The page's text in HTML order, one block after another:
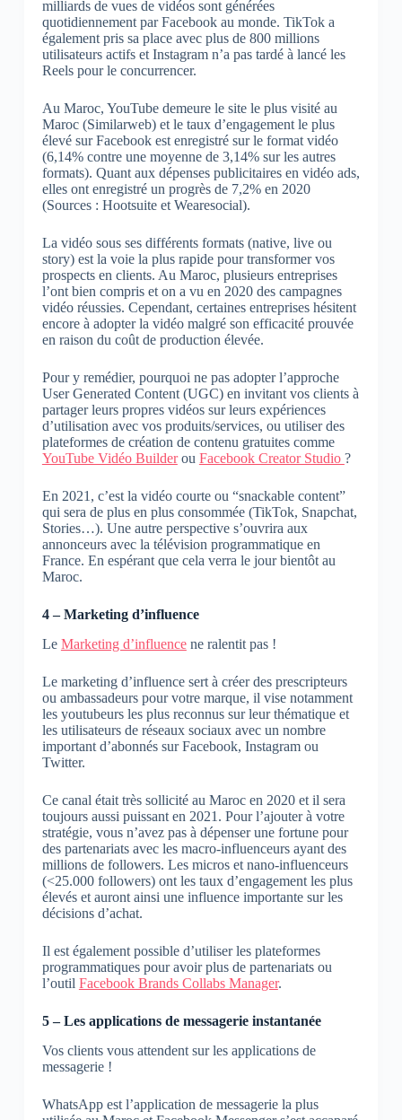
milliards de vues de vidéos sont générées
quotidiennement par Facebook au monde. TikTok a
également pris sa place avec plus de 800 millions
utilisateurs actifs et Instagram n’a pas tardé à lancé les
Reels pour le concurrencer.
Au Maroc, YouTube demeure le site le plus visité au
Maroc (Similarweb) et le taux d’engagement le plus
élevé sur Facebook est enregistré sur le format vidéo
(6,14% contre une moyenne de 3,14% sur les autres
formats). Quant aux dépenses publicitaires en vidéo ads,
elles ont enregistré un progrès de 7,2% en 2020
(Sources : Hootsuite et Wearesocial).
La vidéo sous ses différents formats (native, live ou
story) est la voie la plus rapide pour transformer vos
prospects en clients. Au Maroc, plusieurs entreprises
l’ont bien compris et on a vu en 2020 des campagnes
vidéo réussies. Cependant, certaines entreprises hésitent
encore à adopter la vidéo malgré son efficacité prouvée
en raison du coût de production élevée.
Pour y remédier, pourquoi ne pas adopter l’approche
User Generated Content (UGC) en invitant vos clients à
partager leurs propres vidéos sur leurs expériences
d’utilisation avec vos produits/services, ou utiliser des
plateformes de création de contenu gratuites comme
YouTube Vidéo Builderou Facebook Creator Studio ?
En 2021, c’est la vidéo courte ou “snackable content”
qui sera de plus en plus consommée (TikTok, Snapchat,
Stories…). Une autre perspective s’ouvrira aux
annonceurs avec la télévision programmatique en
France. En espérant que cela verra le jour bientôt au
Maroc.
4 – Marketing d’influence
Le Marketing d’influencene ralentit pas !
Le marketing d’influence sert à créer des prescripteurs
ou ambassadeurs pour votre marque, il vise notamment
les youtubeurs les plus reconnus sur leur thématique et
les utilisateurs de réseaux sociaux avec un nombre
important d’abonnés sur Facebook, Instagram ou
Twitter.
Ce canal était très sollicité au Maroc en 2020 et il sera
toujours aussi puissant en 2021. Pour l’ajouter à votre
stratégie, vous n’avez pas à dépenser une fortune pour
des partenariats avec les macro-influenceurs ayant des
millions de followers. Les micros et nano-influenceurs
(<25.000 followers) ont les taux d’engagement les plus
élevés et auront ainsi une influence importante sur les
décisions d’achat.
Il est également possible d’utiliser les plateformes
programmatiques pour avoir plus de partenariats ou
l’outil Facebook Brands Collabs Manager.
5 – Les applications de messagerie instantanée
Vos clients vous attendent sur les applications de
messagerie !
WhatsApp est l’application de messagerie la plus